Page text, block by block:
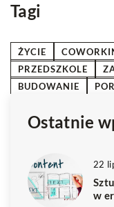
Tagi
ŻYCIE
PRZEDSZKOLE
BUDOWANIE
Ostatnie
22
w